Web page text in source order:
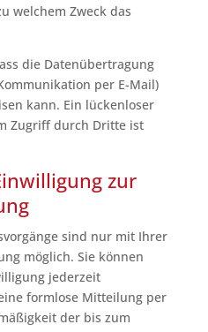
welchem Zweck das
die Datenübertragung
per E-Mail)
kann. Ein lückenloser
Zugriff durch Dritte ist
zur
sind nur mit Ihrer
möglich. Sie können
jederzeit
formlose Mitteilung per
der bis zum